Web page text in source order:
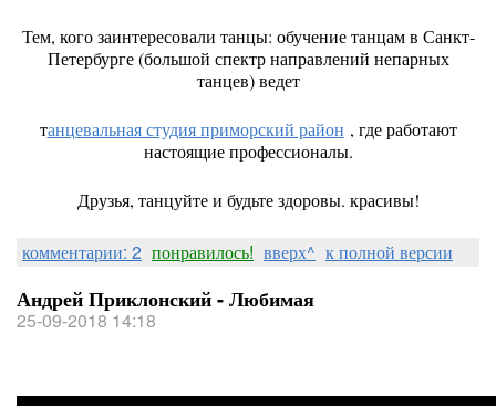
Тем, кого заинтересовали танцы: обучение танцам в Санкт-
Петербурге (большой спектр направлений непарных
танцев) ведет
танцевальная студия приморский район , где работают
настоящие профессионалы.
Друзья, танцуйте и будьте здоровы. красивы!
комментарии: 2 понравилось! вверх^ к полной версии
Андрей Приклонский - Любимая
25-09-2018 14:18